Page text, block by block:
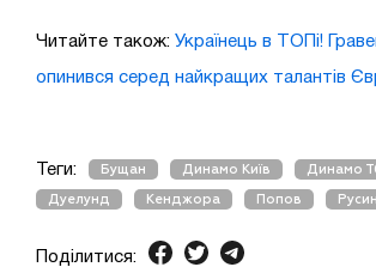
Читайте також: Українець в ТОПі!
опинився серед найкращих талантів
Теги: Бущан Динамо Київ Динамо
Дуелунд Кенджора Попов Русин
Поділитися: